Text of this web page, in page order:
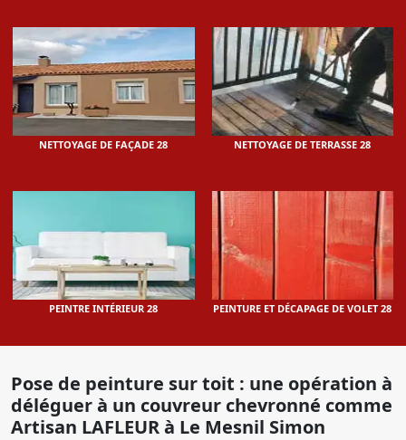
NETTOYAGE DE FAÇADE 28 NETTOYAGE DE TERRASSE 28
PEINTRE INTÉRIEUR 28 PEINTURE ET DÉCAPAGE DE VOLET 28
Pose de peinture sur toit : une opération à
déléguer à un couvreur chevronné comme
Artisan LAFLEUR à Le Mesnil Simon